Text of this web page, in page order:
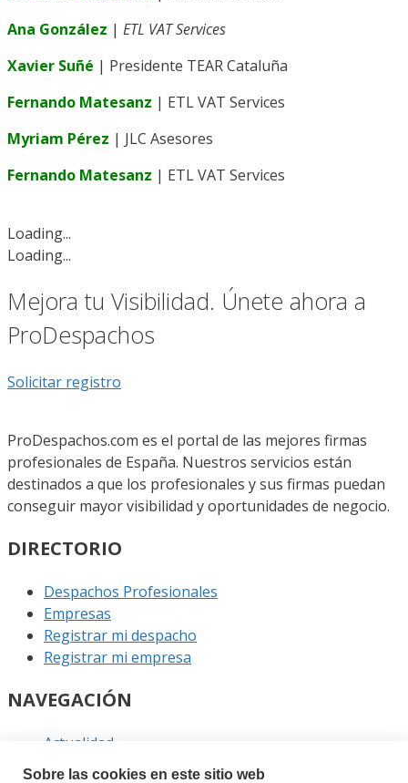
Ana González | ETL VAT Services
Xavier Suñé | Presidente TEAR Cataluña
Fernando Matesanz | ETL VAT Services
Myriam Pérez | JLC Asesores
Fernando Matesanz | ETL VAT Services
Loading...
Loading...
Mejora tu Visibilidad. Únete ahora a
ProDespachos
Solicitar registro
ProDespachos.com es el portal de las mejores firmas
profesionales de España. Nuestros servicios están
destinados a que los profesionales y sus firmas puedan
conseguir mayor visibilidad y oportunidades de negocio.
DIRECTORIO
Despachos Profesionales
Empresas
Registrar mi despacho
Registrar mi empresa
NAVEGACIÓN
Actualidad
Podcast
Sobre las cookies en este sitio web